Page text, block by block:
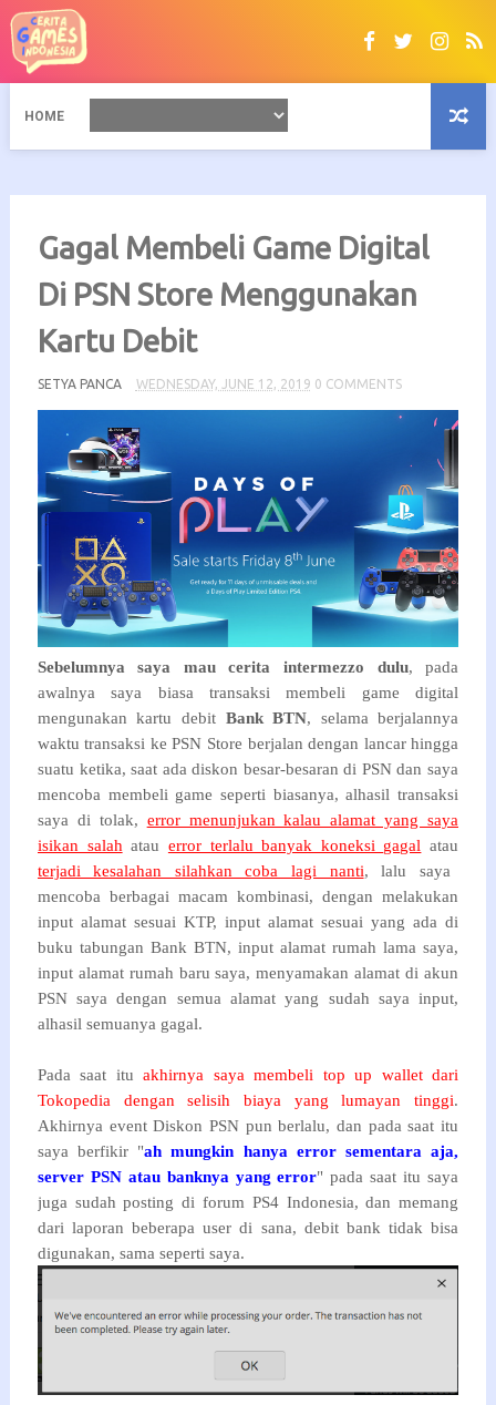
HOME
Gagal Membeli Game Digital
Di PSN Store Menggunakan
Kartu Debit
SETYA PANCA WEDNESDAY, JUNE 12, 2019 0 COMMENTS
Sebelumnya saya mau cerita intermezzo dulu, pada
awalnya saya biasa transaksi membeli game digital
mengunakan kartu debit Bank BTN, selama berjalannya
waktu transaksi ke PSN Store berjalan dengan lancar hingga
suatu ketika, saat ada diskon besar-besaran di PSN dan saya
mencoba membeli game seperti biasanya, alhasil transaksi
saya di tolak, error menunjukan kalau alamat yang saya
isikan salah atau error terlalu banyak koneksi gagal atau
terjadi kesalahan silahkan coba lagi nanti, lalu saya
mencoba berbagai macam kombinasi, dengan melakukan
input alamat sesuai KTP, input alamat sesuai yang ada di
buku tabungan Bank BTN, input alamat rumah lama saya,
input alamat rumah baru saya, menyamakan alamat di akun
PSN saya dengan semua alamat yang sudah saya input,
alhasil semuanya gagal.
Pada saat ituakhirnya saya membeli top up wallet dari
Tokopedia dengan selisih biaya yang lumayan tinggi.
Akhirnya event Diskon PSN pun berlalu, dan pada saat itu
saya berfikir "ah mungkin hanya error sementara aja,
server PSN atau banknya yang error" pada saat itu saya
juga sudah posting di forum PS4 Indonesia, dan memang
dari laporan beberapa user di sana, debit bank tidak bisa
digunakan, sama seperti saya.